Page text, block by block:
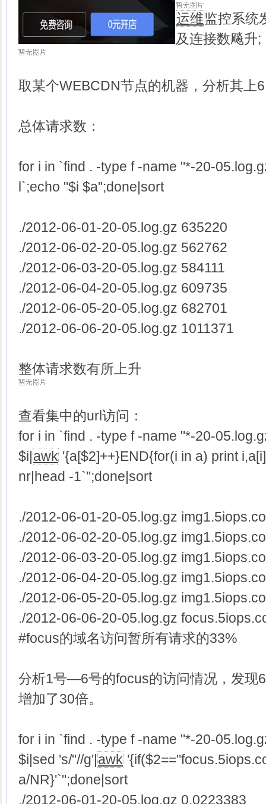
运维监控系统
及连接数飚升;
取某个WEBCDN节点的机器，分析其上
总体请求数：
for i in `find . -type f -name "*-20-
l`;echo "$i $a";done|sort
./2012-06-01-20-05.log.gz 635220
./2012-06-02-20-05.log.gz 562762
./2012-06-03-20-05.log.gz 584111
./2012-06-04-20-05.log.gz 609735
./2012-06-05-20-05.log.gz 682701
./2012-06-06-20-05.log.gz 1011371
整体请求数有所上升
查看集中的url访问：
for i in `find . -type f -name "*-20-
$i|awk '{a[$2]++}END{for(i in a) print
nr|head -1`";done|sort
./2012-06-01-20-05.log.gz
./2012-06-02-20-05.log.gz
./2012-06-03-20-05.log.gz
./2012-06-04-20-05.log.gz
./2012-06-05-20-05.log.gz
./2012-06-06-20-05.log.gz
#focus的域名访问暂所有请求的33%
分析1号—6号的focus的访问情况，发现
增加了30倍。
for i in `find . -type f -name "*-20-
$i|sed 's/"//g'|awk
a/NR}'`";done|sort
./2012-06-01-20-05.log.gz 0.0223383